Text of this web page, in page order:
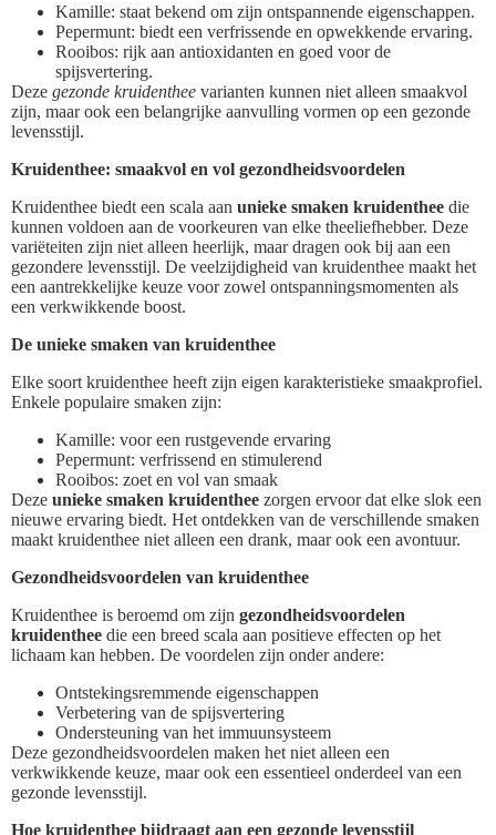
Kamille: staat bekend om zijn ontspannende eigenschappen.
Pepermunt: biedt een verfrissende en opwekkende ervaring.
Rooibos: rijk aan antioxidanten en goed voor de
spijsvertering.
Deze gezonde kruidenthee varianten kunnen niet alleen smaakvol
zijn, maar ook een belangrijke aanvulling vormen op een gezonde
levensstijl.
Kruidenthee: smaakvol en vol gezondheidsvoordelen
Kruidenthee biedt een scala aan unieke smaken kruidenthee die
kunnen voldoen aan de voorkeuren van elke theeliefhebber. Deze
variëteiten zijn niet alleen heerlijk, maar dragen ook bij aan een
gezondere levensstijl. De veelzijdigheid van kruidenthee maakt het
een aantrekkelijke keuze voor zowel ontspanningsmomenten als
een verkwikkende boost.
De unieke smaken van kruidenthee
Elke soort kruidenthee heeft zijn eigen karakteristieke smaakprofiel.
Enkele populaire smaken zijn:
Kamille: voor een rustgevende ervaring
Pepermunt: verfrissend en stimulerend
Rooibos: zoet en vol van smaak
Deze unieke smaken kruidenthee zorgen ervoor dat elke slok een
nieuwe ervaring biedt. Het ontdekken van de verschillende smaken
maakt kruidenthee niet alleen een drank, maar ook een avontuur.
Gezondheidsvoordelen van kruidenthee
Kruidenthee is beroemd om zijn gezondheidsvoordelen
kruidenthee die een breed scala aan positieve effecten op het
lichaam kan hebben. De voordelen zijn onder andere:
Ontstekingsremmende eigenschappen
Verbetering van de spijsvertering
Ondersteuning van het immuunsysteem
Deze gezondheidsvoordelen maken het niet alleen een
verkwikkende keuze, maar ook een essentieel onderdeel van een
gezonde levensstijl.
Hoe kruidenthee bijdraagt aan een gezonde levensstijl